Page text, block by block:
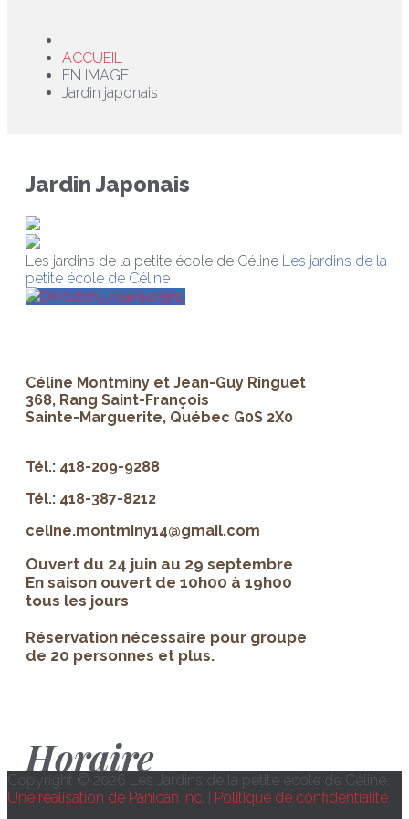
ACCUEIL
EN IMAGE
Jardin japonais
Jardin Japonais
Les jardins de la petite école de Céline Les jardins de la
petite école de Céline
Discutons maintenant!
Céline Montminy et Jean-Guy Ringuet
368, Rang Saint-François
Sainte-Marguerite, Québec G0S 2X0
Tél.: 418-209-9288
Tél.: 418-387-8212
celine.montminy14@gmail.com
Ouvert du 24 juin au 29 septembre
En saison ouvert de 10h00 à 19h00
tous les jours
Réservation nécessaire pour groupe
de 20 personnes et plus.
Horaire
Copyright © 2026 Les Jardins de la petite école de Céline.
Une réalisation de Panican Inc.
Politique de confidentialité